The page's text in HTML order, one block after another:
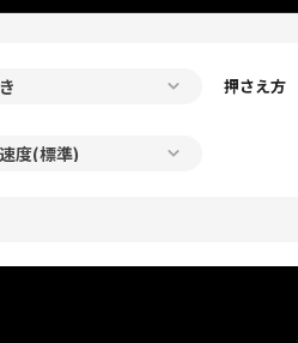
押さえ方